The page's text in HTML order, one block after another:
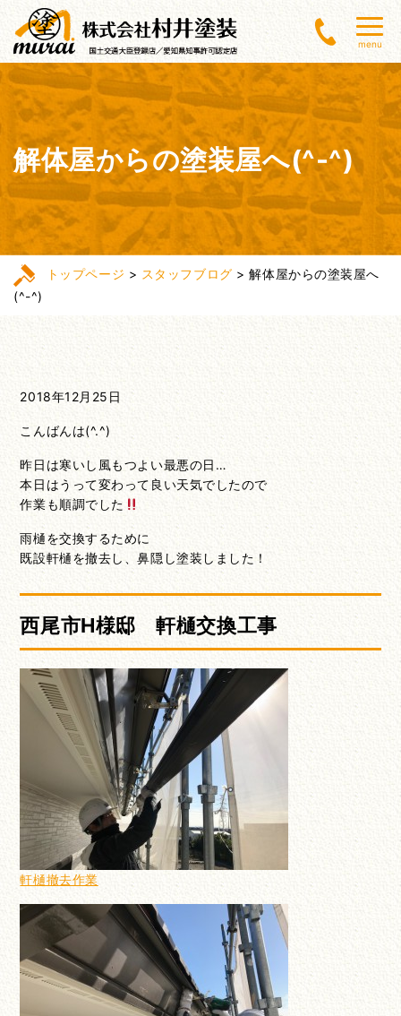
menu
解体屋からの塗装屋へ(^-^)
トップページ > スタッフブログ >解体屋からの塗装屋へ
(^-^)
2018年12月25日
こんばんは(^.^)
昨日は寒いし風もつよい最悪の日…
本日はうって変わって良い天気でしたので
作業も順調でした
雨樋を交換するために
既設軒樋を撤去し、鼻隠し塗装しました！
西尾市H様邸 軒樋交換工事
軒樋撤去作業